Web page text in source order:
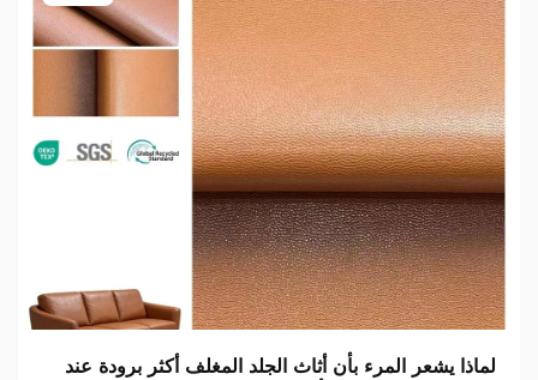
لماذا يشعر المرء بأن أثاث الجلد المغلف أكثر برودة عند